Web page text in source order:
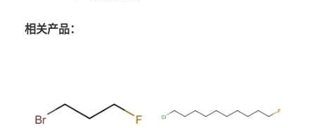
相关产品：